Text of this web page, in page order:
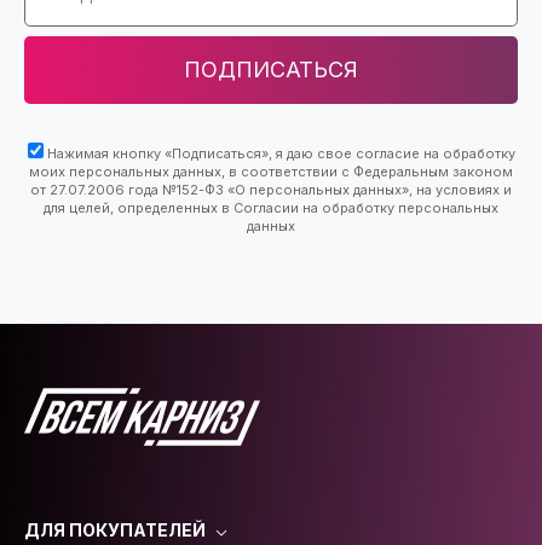
ПОДПИСАТЬСЯ
Нажимая кнопку «Подписаться», я даю свое согласие на обработку
моих персональных данных, в соответствии с Федеральным законом
от 27.07.2006 года №152-ФЗ «О персональных данных», на условиях и
для целей, определенных в Согласии на обработку персональных
данных
ДЛЯ ПОКУПАТЕЛЕЙ